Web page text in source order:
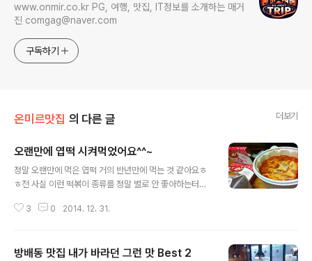
www.onmir.co.kr PG, 여행, 맛집, IT정보를 소개하는 매거
진 comgag@naver.com
구독하기
온미르맛집 의 다른 글 더보기
오랜만에 엽떡 시켜먹었어요^^~
정말 오랜만에 먹은 엽떡 거의 반년만에 먹는 것 같아요ㅎ
ㅎ전 사실 이런 떡볶이 종류를 정말 별로 안 좋아하는터라
야 겠다고해서ㅋㅋ오랜만에 맛도 궁금하고 해서 시켜먹었
게 땡겨서 먹고는 해요ㅠㅠ 쿨피스 작은거랑 단무지도 오
3 0 2014. 12. 31.
방배동 맛집 내가 바라던 그런 맛 Best 2